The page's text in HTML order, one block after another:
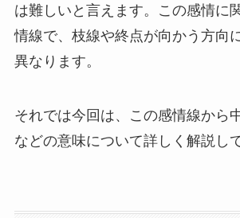
は難しいと言えます。この感情に
情線で、枝線や終点が向かう方向
異なります。
それでは今回は、この感情線から
などの意味について詳しく解説し